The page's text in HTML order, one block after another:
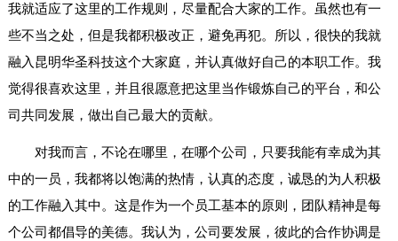
我就适应了这里的工作规则，尽量配合大家的工作。虽然也有一
些不当之处，但是我都积极改正，避免再犯。所以，很快的我就
融入昆明华圣科技这个大家庭，并认真做好自己的本职工作。我
觉得很喜欢这里，并且很愿意把这里当作锻炼自己的平台，和公
司共同发展，做出自己最大的贡献。
对我而言，不论在哪里，在哪个公司，只要我能有幸成为其
中的一员，我都将以饱满的热情，认真的态度，诚恳的为人积极
的工作融入其中。这是作为一个员工基本的原则，团队精神是每
个公司都倡导的美德。我认为，公司要发展，彼此的合作协调是